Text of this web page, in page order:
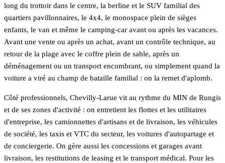
long du trottoir dans le centre, la berline et le SUV familial des
quartiers pavillonnaires, le 4x4, le monospace plein de sièges
enfants, le van et même le camping-car avant ou après les vacances.
Avant une vente ou après un achat, avant un contrôle technique, au
retour de la plage avec le coffre plein de sable, après un
déménagement ou un transport encombrant, ou simplement quand la
voiture a viré au champ de bataille familial : on la remet d'aplomb.
Côté professionnels, Chevilly-Larue vit au rythme du MIN de Rungis
et de ses zones d'activité : on entretient les flottes et les utilitaires
d'entreprise, les camionnettes d'artisans et de livraison, les véhicules
de société, les taxis et VTC du secteur, les voitures d'autopartage et
de conciergerie. On gère aussi les concessions et garages avant
livraison, les restitutions de leasing et le transport médical. Pour les